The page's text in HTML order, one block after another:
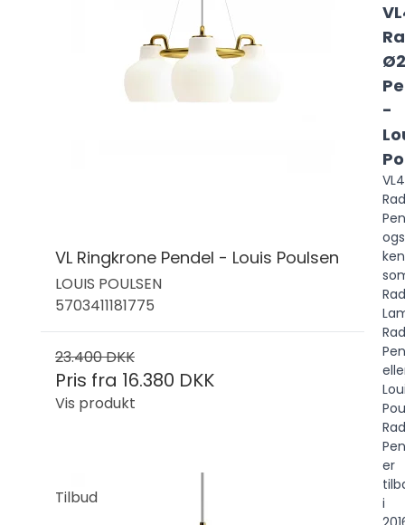
VL Ringkrone Pendel - Louis Poulsen
LOUIS POULSEN
5703411181775
23.400 DKK
Pris fra 16.380 DKK
Vis produkt
Tilbud
-
er
i